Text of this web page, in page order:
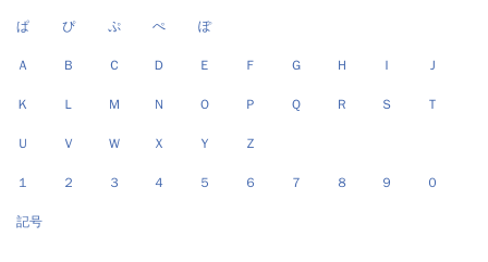
ぱ ぴ ぷ ぺ ぽ
Ａ Ｂ Ｃ Ｄ Ｅ Ｆ Ｇ Ｈ Ｉ Ｊ
Ｋ Ｌ Ｍ Ｎ Ｏ Ｐ Ｑ Ｒ Ｓ Ｔ
Ｕ Ｖ Ｗ Ｘ Ｙ Ｚ
１ ２ ３ ４ ５ ６ ７ ８ ９ ０
記号